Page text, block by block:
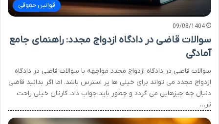
قوانین حقوقی
09/08/1404
سوالات قاضی در دادگاه ازدواج مجدد: راهنمای جامع
آمادگی
سوالات قاضی در دادگاه ازدواج مجدد مواجهه با سوالات قاضی در دادگاه
ازدواج مجدد می تواند برای خیلی ها پر استرس باشد. اما اگر بدانید قاضی
دنبال چه چیزهایی می گردد و چطور باید جواب داد، کارتان خیلی راحت
تر…